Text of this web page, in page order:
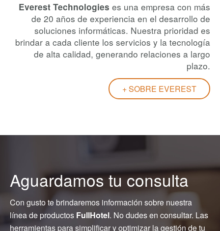
Everest Technologies es una empresa con más
de 20 años de experiencia en el desarrollo de
soluciones informáticas. Nuestra prioridad es
brindar a cada cliente los servicios y la tecnología
de alta calidad, generando relaciones a largo
plazo.
+ SOBRE EVEREST
Aguardamos tu consulta
Con gusto te brindaremos información sobre nuestra
línea de productos FullHotel. No dudes en consultar. Las
herramientas para simplificar y optimizar la gestión de tu